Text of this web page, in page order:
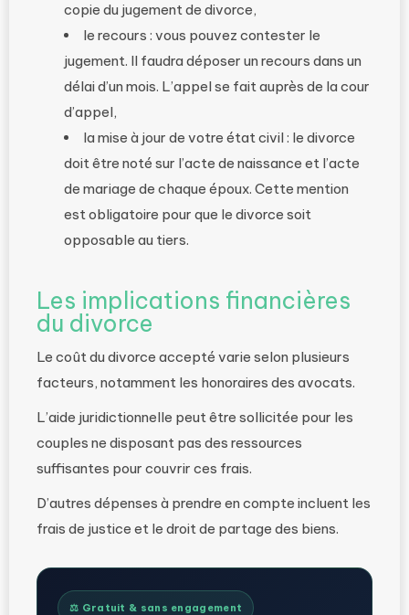
copie du jugement de divorce,
le recours : vous pouvez contester le
jugement. Il faudra déposer un recours dans un
délai d’un mois. L’appel se fait auprès de la cour
d’appel,
la mise à jour de votre état civil : le divorce
doit être noté sur l’acte de naissance et l’acte
de mariage de chaque époux. Cette mention
est obligatoire pour que le divorce soit
opposable au tiers.
Les implications financières
du divorce
Le coût du divorce accepté varie selon plusieurs
facteurs, notamment les honoraires des avocats.
L’aide juridictionnelle peut être sollicitée pour les
couples ne disposant pas des ressources
suffisantes pour couvrir ces frais.
D’autres dépenses à prendre en compte incluent les
frais de justice et le droit de partage des biens.
⚖️ Gratuit & sans engagement